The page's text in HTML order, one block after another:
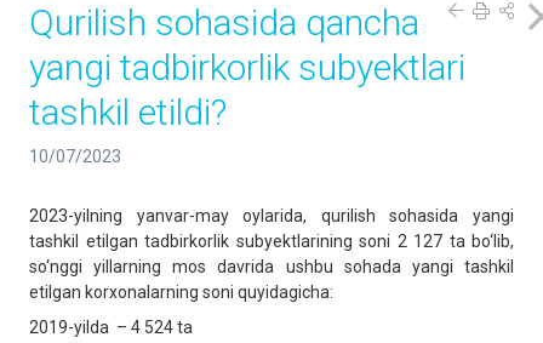
Qurilish sohasida qancha
yangi tadbirkorlik subyektlari
tashkil etildi?
10/07/2023
2023-yilning yanvar-may oylarida, qurilish sohasida yangi
tashkil etilgan tadbirkorlik subyektlarining soni 2 127 ta bo‘lib,
so‘nggi yillarning mos davrida ushbu sohada yangi tashkil
etilgan korxonalarning soni quyidagicha:
2019-yilda – 4 524 ta